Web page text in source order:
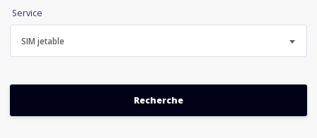
Service
SIM jetable